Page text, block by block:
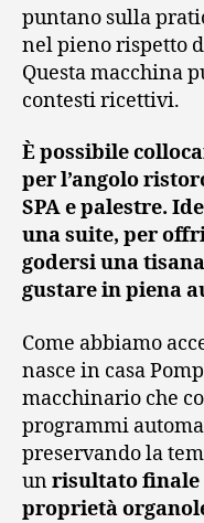
puntano sulla
nel pieno rispetto
Questa macchina
contesti ricettivi.
È possibile
per l’angolo
SPA e palestre.
una suite, per
godersi una
gustare in piena
Come abbiamo
nasce in casa
macchinario che
programmi
preservando la
unrisultato finale
proprietà